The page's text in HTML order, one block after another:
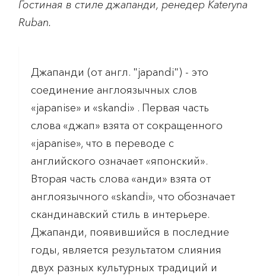
Гостиная в стиле джапанди, ренедер Kateryna
Ruban.
Джапанди (от англ. "japandi") - это
соединение англоязычных слов
«japanise» и «skandi» . Первая часть
слова «джап» взята от сокращенного
«japanise», что в переводе с
английского означает «японский».
Вторая часть слова «анди» взята от
англоязычного «skandi», что обозначает
скандинавский стиль в интерьере.
Джапанди, появившийся в последние
годы, является результатом слияния
двух разных культурных традиций и